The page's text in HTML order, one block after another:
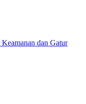
dan Gatur